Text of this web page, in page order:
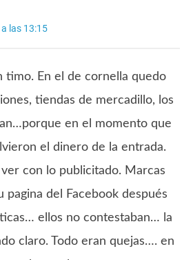
las 13:15
timo. En el de cornella quedo
tiendas de mercadillo, los
en el momento que
el dinero de la entrada.
con lo publicitado. Marcas
pagina del Facebook después
ellos no contestaban… la
claro. Todo eran quejas…. en